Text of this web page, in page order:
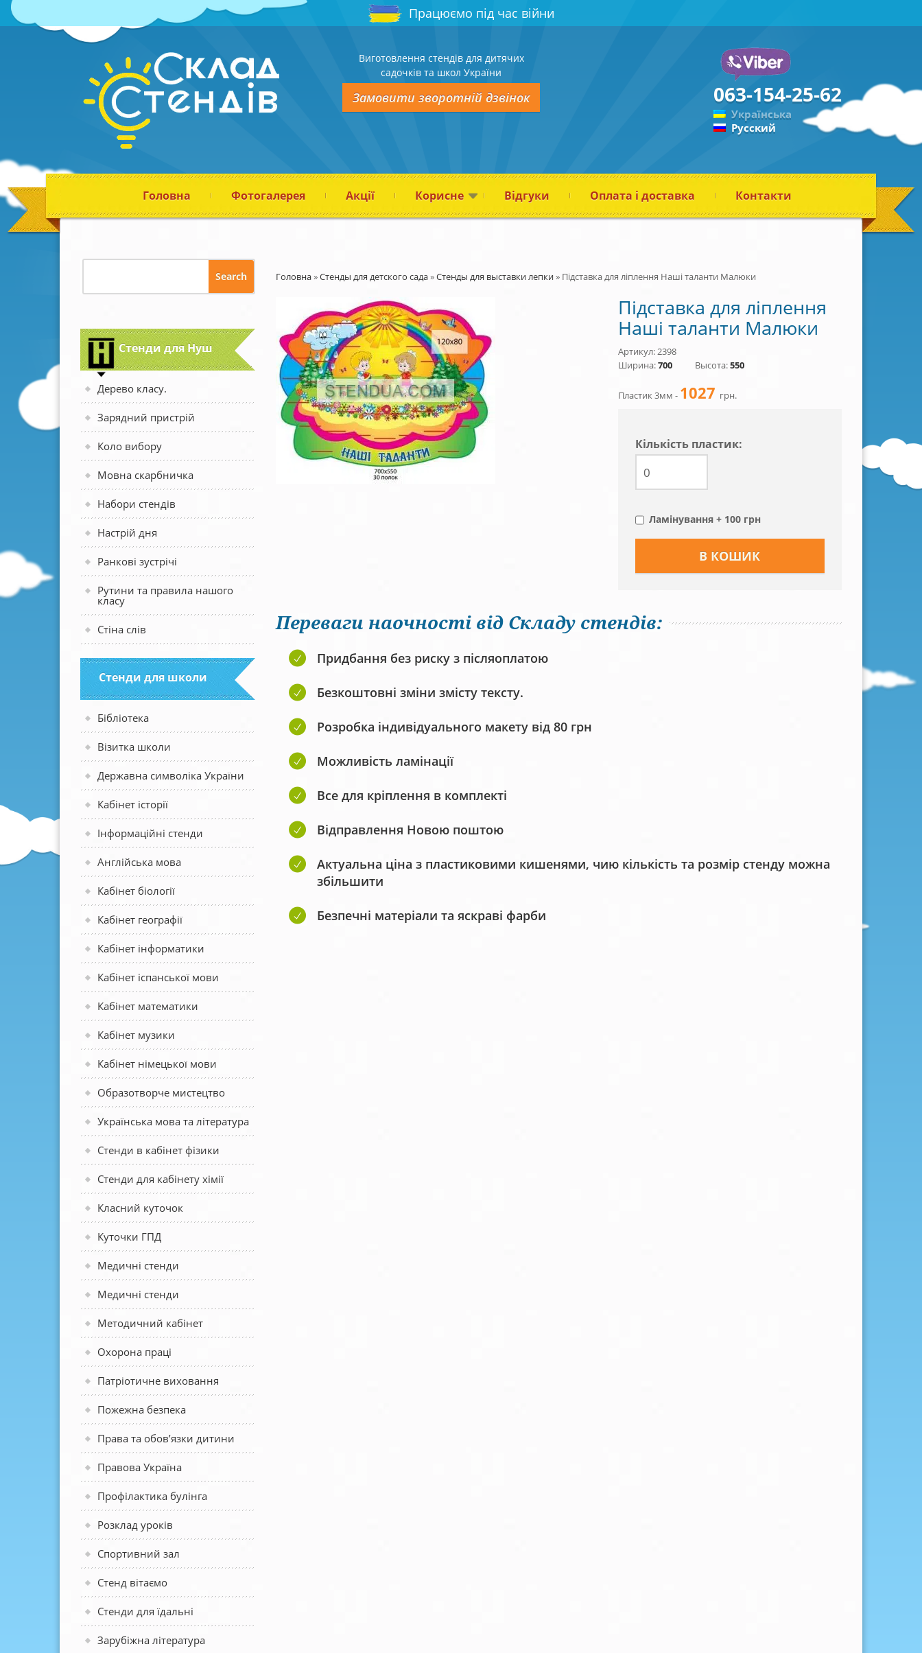
Працюємо під час війни
Виготовлення стендів для дитячих
садочків та школ України
Замовити зворотній дзвінок 063-154-25-62
Українська
Русский
Головна Фотогалерея Акції Корисне Відгуки Оплата і доставка Контакти
Стенди для Нуш
Дерево класу.
Зарядний пристрій
Коло вибору
Мовна скарбничка
Набори стендів
Настрій дня
Ранкові зустрічі
Рутини та правила нашого
класу
Стіна слів
Стенди для школи
Бібліотека
Візитка школи
Державна символіка України
Кабінет історії
Інформаційні стенди
Англійська мова
Кабінет біології
Кабінет географії
Кабінет інформатики
Кабінет іспанської мови
Кабінет математики
Кабінет музики
Кабінет німецької мови
Образотворче мистецтво
Українська мова та література
Стенди в кабінет фізики
Стенди для кабінету хімії
Класний куточок
Куточки ГПД
Медичні стенди
Медичні стенди
Методичний кабінет
Охорона праці
Патріотичне виховання
Пожежна безпека
Права та обов’язки дитини
Правова Україна
Профілактика булінга
Розклад уроків
Спортивний зал
Стенд вітаємо
Стенди для їдальні
Зарубіжна література
Головна»Стенды для детского сада»Стенды для выставки лепки» Підставка для ліплення Наші таланти Малюки
Підставка для ліплення
Наші таланти Малюки
Артикул: 2398
Ширина:700 Высота:550
Пластик 3мм - 1027 грн.
Кiлькiсть пластик:
Ламінування + 100 грн
Переваги наочності від Складу стендів:
Придбання без риску з післяоплатою
Безкоштовні зміни змісту тексту.
Розробка індивідуального макету від 80 грн
Можливість ламінації
Все для кріплення в комплекті
Відправлення Новою поштою
Актуальна ціна з пластиковими кишенями, чию кількість та розмір стенду можна
збільшити
Безпечні матеріали та яскраві фарби